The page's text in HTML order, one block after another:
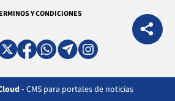
Y CONDICIONES
-CMS para portales de noticias